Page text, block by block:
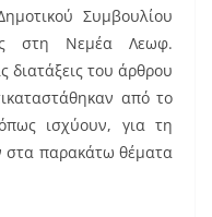
Συμβουλίου
στη Νεμέα Λεωφ.
διατάξεις του άρθρου
από το
ισχύουν, για τη
παρακάτω θέματα